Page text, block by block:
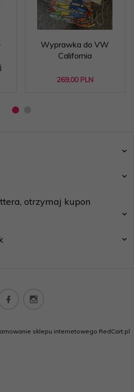
Wyprawka do VW
California
269,00 PLN
otrzymaj kupon
sklepu internetowego RedCart.pl